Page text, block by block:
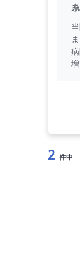
2 件中